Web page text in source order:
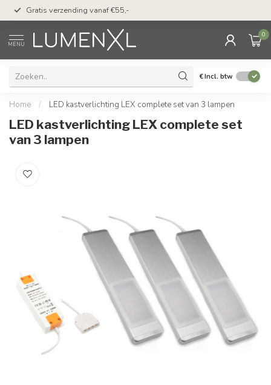
Gratis verzending vanaf €55,-
MENU
0
€Incl. btw
Home / LED kastverlichting LEX complete set van 3 lampen
LED kastverlichting LEX complete set
van 3 lampen